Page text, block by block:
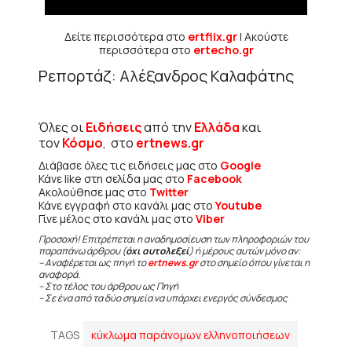
Δείτε περισσότερα στο ertflix.gr| Ακούστε
περισσότερα στο ertecho.gr
Ρεπορτάζ: Αλέξανδρος Καλαφάτης
Όλες οιΕιδήσειςαπό τηνΕλλάδακαι
τονΚόσμο, στο ertnews.gr
Διάβασε όλες τις ειδήσεις μας στο Google
Κάνε like στη σελίδα μας στο Facebook
Ακολούθησε μας στο Twitter
Κάνε εγγραφή στο κανάλι μας στοYoutube
Γίνε μέλος στο κανάλι μας στο Viber
Προσοχή! Επιτρέπεται η αναδημοσίευση των πληροφοριών του
παραπάνω άρθρου (όχι αυτολεξεί) ή μέρους αυτών μόνο αν:
– Αναφέρεται ως πηγή τοertnews.grστο σημείο όπου γίνεται η
αναφορά.
– Στο τέλος του άρθρου ως Πηγή
– Σε ένα από τα δύο σημεία να υπάρχει ενεργός σύνδεσμος
TAGS κύκλωμα παράνομων ελληνοποιήσεων